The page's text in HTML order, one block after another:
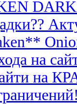
DARK
на
на